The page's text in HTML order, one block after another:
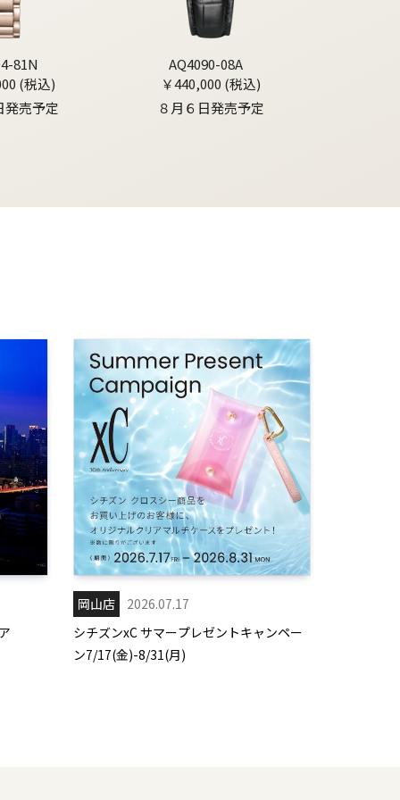
81N
(税込)
発売予定
AQ4090-08A
￥440,000 (税込)
８月６日発売予定
岡山店
2026.07.17
シチズンxC サマープレゼントキャンペー
ン7/17(金)-8/31(月)